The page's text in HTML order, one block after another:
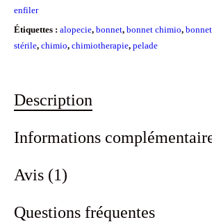
enfiler
Étiquettes : alopecie, bonnet, bonnet chimio,
stérile, chimio, chimiotherapie, pelade
Description
Informations
Avis (1)
Questions fréquentes